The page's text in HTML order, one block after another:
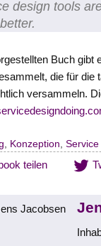
design tools
Buch gibt
die für
versammeln.
Konzeption ,Service
teilen